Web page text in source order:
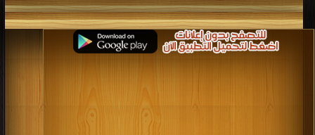
كتب 1970
كتب 1969 كتب 1968
كتب 1967
كتب 1966
كتب 1965 كتب 1964
كتب 1963
كتب 1962
كتب 1961 كتب 1960
كتب 1959
كتب 1957
كتب 1952
كتب 1951